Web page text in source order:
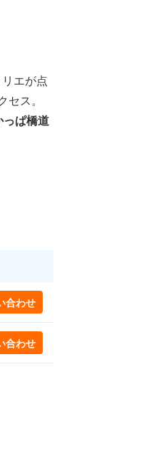
エが点
ス。
っぱ橋道
2 (109.45㎡) ｜台東区 の賃貸オ
合わせ
3 (109.45㎡) ｜台東区 の賃貸オ
合わせ